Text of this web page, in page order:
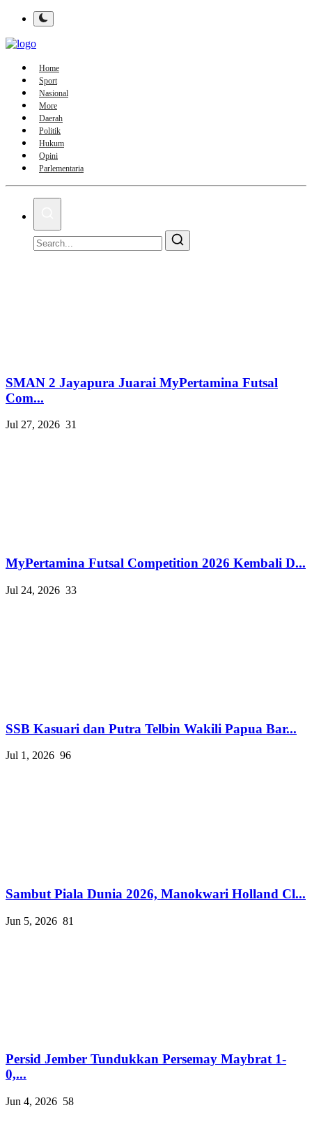
Home
Sport
Nasional
More
Daerah
Politik
Hukum
Opini
Parlementaria
SMAN 2 Jayapura Juarai MyPertamina Futsal
Com...
Jul 27, 2026 31
MyPertamina Futsal Competition 2026 Kembali D...
Jul 24, 2026 33
SSB Kasuari dan Putra Telbin Wakili Papua Bar...
Jul 1, 2026 96
Sambut Piala Dunia 2026, Manokwari Holland Cl...
Jun 5, 2026 81
Persid Jember Tundukkan Persemay Maybrat 1-
0,...
Jun 4, 2026 58